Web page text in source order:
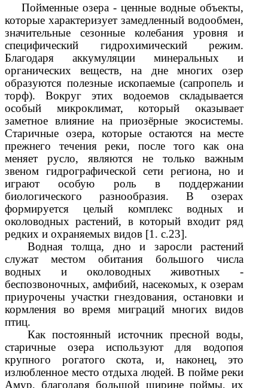
Пойменные озера - ценные водные объекты,
которые характеризует замедленный водообмен,
значительные сезонные колебания уровня и
специфический гидрохимический режим.
Благодаря аккумуляции минеральных и
органических веществ, на дне многих озер
образуются полезные ископаемые (сапропель и
торф). Вокруг этих водоемов складывается
особый микроклимат, который оказывает
заметное влияние на приозёрные экосистемы.
Старичные озера, которые остаются на месте
прежнего течения реки, после того как она
меняет русло, являются не только важным
звеном гидрографической сети региона, но и
играют особую роль в поддержании
биологического разнообразия. В озерах
формируется целый комплекс водных и
околоводных растений, в который входит ряд
редких и охраняемых видов [1. с.23].
Водная толща, дно и заросли растений
служат местом обитания большого числа
водных и околоводных животных -
беспозвоночных, амфибий, насекомых, к озерам
приурочены участки гнездования, остановки и
кормления во время миграций многих видов
птиц.
Как постоянный источник пресной воды,
старичные озера используют для водопоя
крупного рогатого скота, и, наконец, это
излюбленное место отдыха людей. В пойме реки
Амур, благодаря большой ширине поймы, их